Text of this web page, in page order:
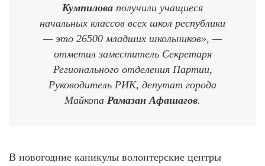
Кумпилова получили учащиеся
начальных классов всех школ республики
— это 26500 младших школьников», —
отметил заместитель Секретаря
Регионального отделения Партии,
Руководитель РИК, депутат города
Майкопа Рамазан Афашагов.
В новогодние каникулы волонтерские центры